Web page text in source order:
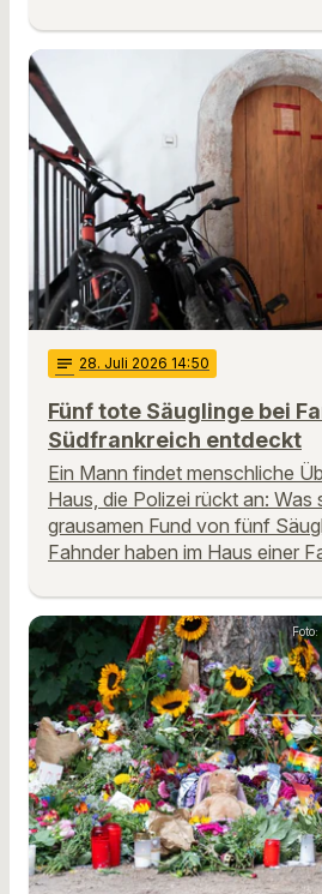
notes 28. Juli 2026 14:50
Fünf tote Säuglinge bei
Südfrankreich entdeckt
Ein Mann findet menschliche
Haus, die Polizei rückt an: Was
grausamen Fund von fünf
Fahnder haben im Haus einer